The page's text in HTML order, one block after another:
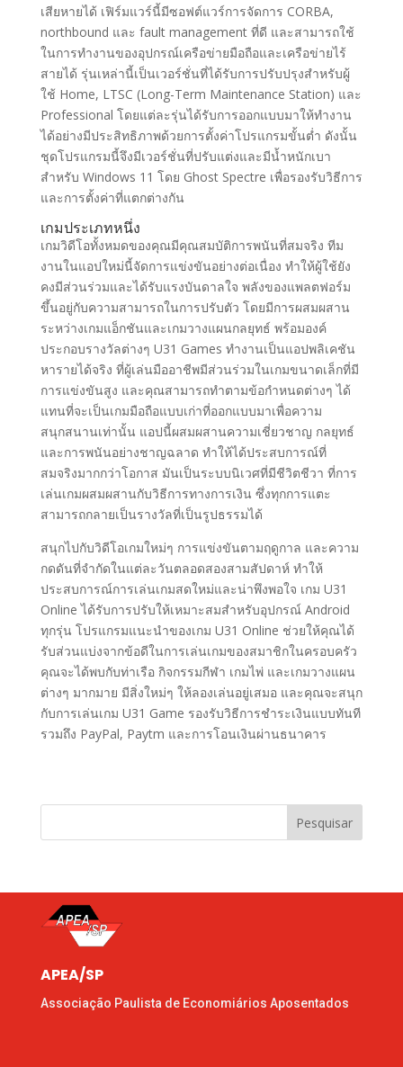
เสียหายได้ เฟิร์มแวร์นี้มีซอฟต์แวร์การจัดการ CORBA,
northbound และ fault management ที่ดี และสามารถใช้
ในการทำงานของอุปกรณ์เครือข่ายมือถือและเครือข่ายไร้
สายได้ รุ่นเหล่านี้เป็นเวอร์ชั่นที่ได้รับการปรับปรุงสำหรับผู้
ใช้ Home, LTSC (Long-Term Maintenance Station) และ
Professional โดยแต่ละรุ่นได้รับการออกแบบมาให้ทำงาน
ได้อย่างมีประสิทธิภาพด้วยการตั้งค่าโปรแกรมขั้นต่ำ ดังนั้น
ชุดโปรแกรมนี้จึงมีเวอร์ชั่นที่ปรับแต่งและมีน้ำหนักเบา
สำหรับ Windows 11 โดย Ghost Spectre เพื่อรองรับวิธีการ
และการตั้งค่าที่แตกต่างกัน
เกมประเภทหนึ่ง
เกมวิดีโอทั้งหมดของคุณมีคุณสมบัติการพนันที่สมจริง ทีม
งานในแอปใหม่นี้จัดการแข่งขันอย่างต่อเนื่อง ทำให้ผู้ใช้ยัง
คงมีส่วนร่วมและได้รับแรงบันดาลใจ พลังของแพลตฟอร์ม
ขึ้นอยู่กับความสามารถในการปรับตัว โดยมีการผสมผสาน
ระหว่างเกมแอ็กชันและเกมวางแผนกลยุทธ์ พร้อมองค์
ประกอบรางวัลต่างๆ U31 Games ทำงานเป็นแอปพลิเคชัน
หารายได้จริง ที่ผู้เล่นมืออาชีพมีส่วนร่วมในเกมขนาดเล็กที่มี
การแข่งขันสูง และคุณสามารถทำตามข้อกำหนดต่างๆ ได้
แทนที่จะเป็นเกมมือถือแบบเก่าที่ออกแบบมาเพื่อความ
สนุกสนานเท่านั้น แอปนี้ผสมผสานความเชี่ยวชาญ กลยุทธ์
และการพนันอย่างชาญฉลาด ทำให้ได้ประสบการณ์ที่
สมจริงมากกว่าโอกาส มันเป็นระบบนิเวศที่มีชีวิตชีวา ที่การ
เล่นเกมผสมผสานกับวิธีการทางการเงิน ซึ่งทุกการแตะ
สามารถกลายเป็นรางวัลที่เป็นรูปธรรมได้
สนุกไปกับวิดีโอเกมใหม่ๆ การแข่งขันตามฤดูกาล และความ
กดดันที่จำกัดในแต่ละวันตลอดสองสามสัปดาห์ ทำให้
ประสบการณ์การเล่นเกมสดใหม่และน่าพึงพอใจ เกม U31
Online ได้รับการปรับให้เหมาะสมสำหรับอุปกรณ์ Android
ทุกรุ่น โปรแกรมแนะนำของเกม U31 Online ช่วยให้คุณได้
รับส่วนแบ่งจากข้อดีในการเล่นเกมของสมาชิกในครอบครัว
คุณจะได้พบกับท่าเรือ กิจกรรมกีฬา เกมไพ่ และเกมวางแผน
ต่างๆ มากมาย มีสิ่งใหม่ๆ ให้ลองเล่นอยู่เสมอ และคุณจะสนุก
กับการเล่นเกม U31 Game รองรับวิธีการชำระเงินแบบทันที
รวมถึง PayPal, Paytm และการโอนเงินผ่านธนาคาร
Pesquisar
APEA/SP
Associação Paulista de Economiários Aposentados